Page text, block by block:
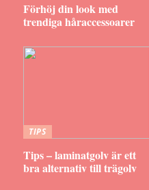
Förhöj din look med
trendiga håraccessoarer
TIPS
Tips – laminatgolv är ett
bra alternativ till trägolv